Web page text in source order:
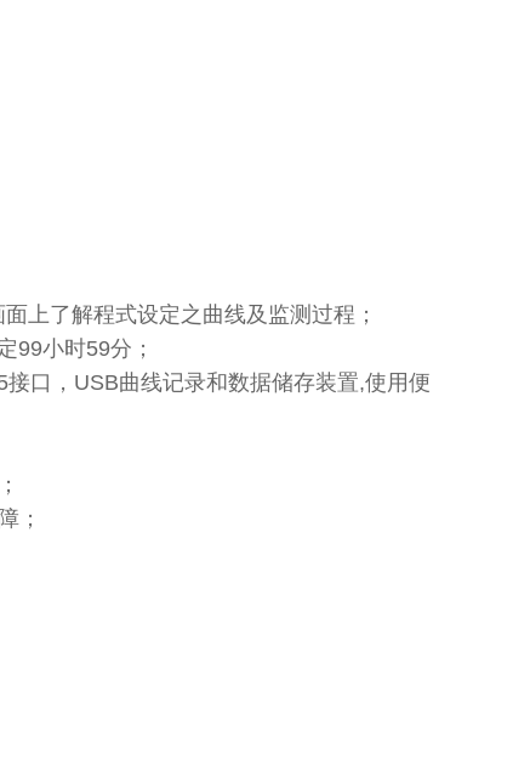
上了解程式设定之曲线及监测过程；
99小时59分；
口，USB曲线记录和数据储存装置,使用便
；